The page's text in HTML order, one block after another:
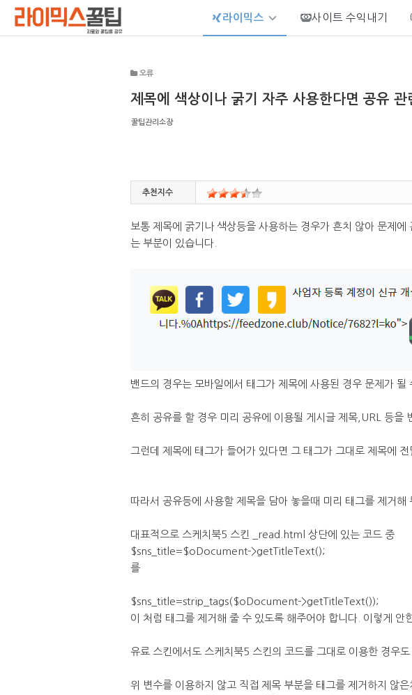
라이믹스 사이트 수익내기
오류
제목에 색상이나 굵기 자주 사용한다면 공유 관
꿀팁관리소장
추천지수
보통 제목에 굵기나 색상등을 사용하는 경우가 흔치 않아 문제
는 부분이 있습니다.
밴드의 경우는 모바일에서 태그가 제목에 사용된 경우 문제가 될
흔히 공유를 할 경우 미리 공유에 이용될 게시글 제목,URL 등을
그런데 제목에 태그가 들어가 있다면 그 태그가 그대로 제목에
따라서 공유등에 사용할 제목을 담아 놓을때 미리 태그를 제거해
대표적으로 스케치북5 스킨 _read.html 상단에 있는 코드 중
$sns_title=$oDocument->getTitleText();
를
$sns_title=strip_tags($oDocument->getTitleText());
이 처럼 태그를 제거해 줄 수 있도록 해주어야 합니다. 이렇게
유료 스킨에서도 스케치북5 스킨의 코드를 그대로 이용한 경우도
위 변수를 이용하지 않고 직접 제목 부분을 태그를 제거하지 않
Sketchbook5, 스케치북5